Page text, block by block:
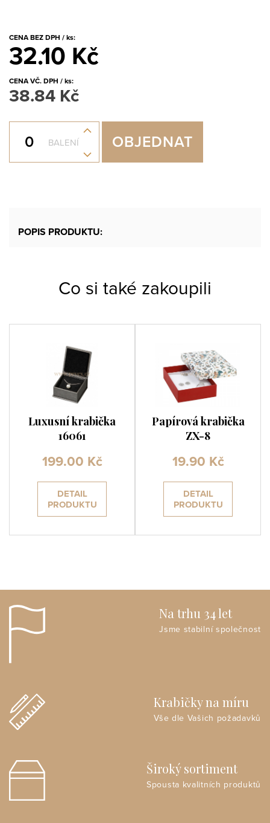
CENA BEZ DPH / ks:
32.10 Kč
CENA VČ. DPH / ks:
38.84 Kč
BALENÍ
+
-
OBJEDNAT
POPIS PRODUKTU:
Co si také zakoupili
Luxusní krabička
16061
199.00 Kč
DETAIL
PRODUKTU
Papírová krabička
ZX-8
19.90 Kč
DETAIL
PRODUKTU
Na trhu 34 let
Jsme stabilní společnost
Krabičky na míru
Vše dle Vašich požadavků
Široký sortiment
Spousta kvalitních produktů